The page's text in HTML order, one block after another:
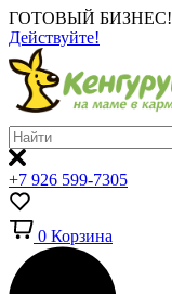
ГОТОВЫЙ БИЗНЕС!
Действуйте!
+7 926 599-7305
0 Корзина